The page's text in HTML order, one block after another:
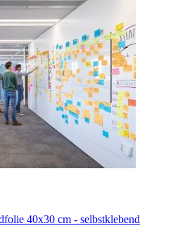
40x30 cm - selbstklebend